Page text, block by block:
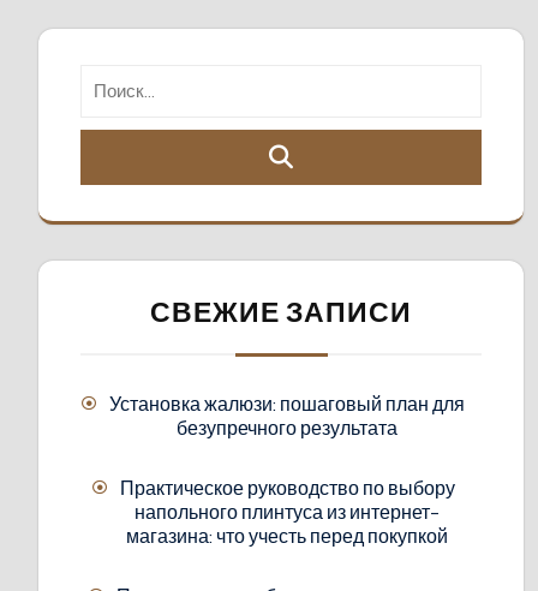
СВЕЖИЕ ЗАПИСИ
Установка жалюзи: пошаговый план для
безупречного результата
Практическое руководство по выбору
напольного плинтуса из интернет-
магазина: что учесть перед покупкой